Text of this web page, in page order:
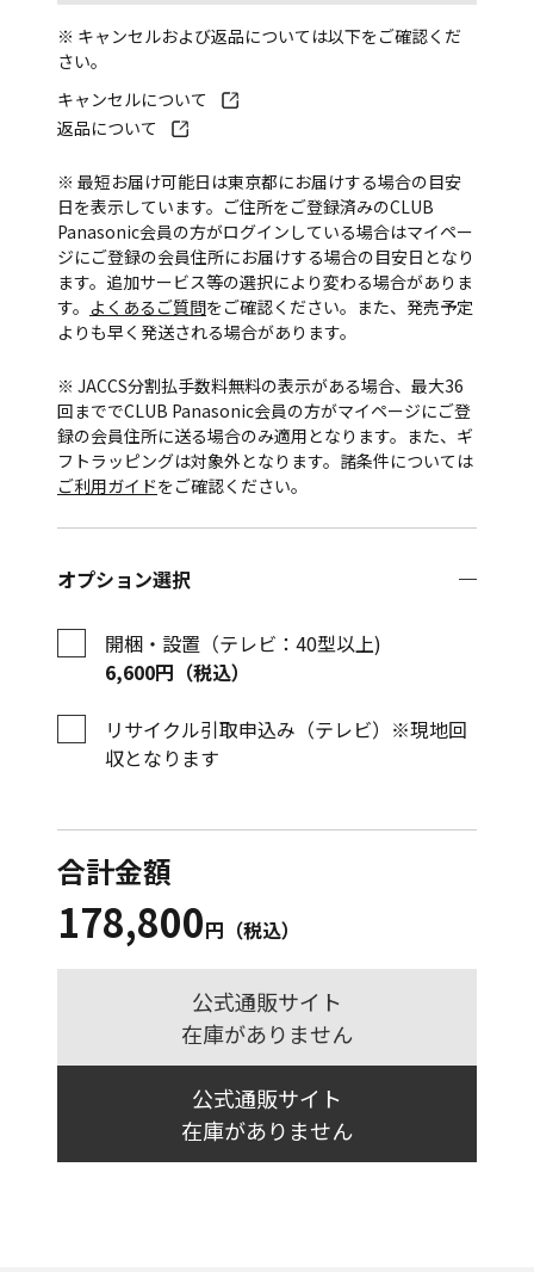
※ キャンセルおよび返品については以下をご確認くだ
さい。
キャンセルについて
返品について
※ 最短お届け可能日は東京都にお届けする場合の目安
日を表示しています。ご住所をご登録済みのCLUB
Panasonic会員の方がログインしている場合はマイペー
ジにご登録の会員住所にお届けする場合の目安日となり
ます。追加サービス等の選択により変わる場合がありま
す。 よくあるご質問をご確認ください。また、発売予定
よりも早く発送される場合があります。
※ JACCS分割払手数料無料の表示がある場合、最大36
回まででCLUB Panasonic会員の方がマイページにご登
録の会員住所に送る場合のみ適用となります。また、ギ
フトラッピングは対象外となります。諸条件については
ご利用ガイドをご確認ください。
オプション選択
開梱・設置（テレビ：40型以上)
6,600円（税込）
リサイクル引取申込み（テレビ）※現地回
収となります
合計金額
178,800円（税込）
公式通販サイト
在庫がありません
公式通販サイト
在庫がありません